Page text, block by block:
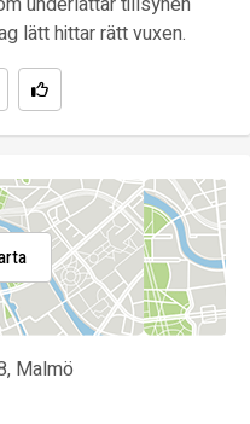
lätt hittar rätt vuxen.
Malmö